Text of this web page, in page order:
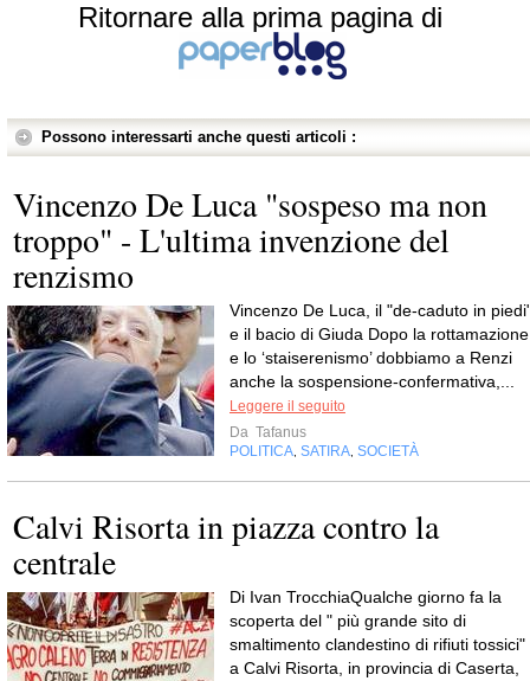
Ritornare alla prima pagina di
Possono interessarti anche questi articoli :
Vincenzo De Luca "sospeso ma non
troppo" - L'ultima invenzione del
renzismo
Vincenzo De Luca, il "de-caduto in
e il bacio di Giuda Dopo la rottamazione
e lo ‘staiserenismo’ dobbiamo a Renzi
anche la sospensione-confermativa,...
Leggere il seguito
Da Tafanus
POLITICA SATIRA SOCIETÀ
Calvi Risorta in piazza contro la
centrale
Di Ivan TrocchiaQualche giorno fa la
scoperta del " più grande sito di
smaltimento clandestino di rifiuti tossici"
a Calvi Risorta, in provincia di Caserta,